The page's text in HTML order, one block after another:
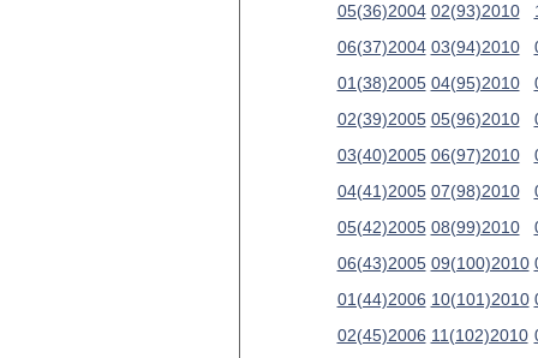
05(36)2004
06(37)2004
01(38)2005
02(39)2005
03(40)2005
04(41)2005
05(42)2005
06(43)2005
01(44)2006
02(45)2006
02(93)2010
03(94)2010
04(95)2010
05(96)2010
06(97)2010
07(98)2010
08(99)2010
09(100)2010
10(101)2010
11(102)2010